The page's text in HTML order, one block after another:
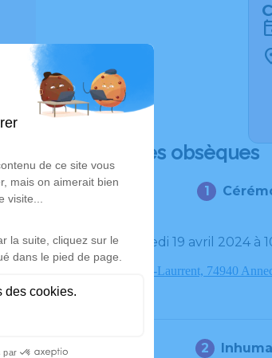
Déroulé des obsèques
Le vendredi 19 avril 2024 à
Eglise Saint-Laurrent, 74940